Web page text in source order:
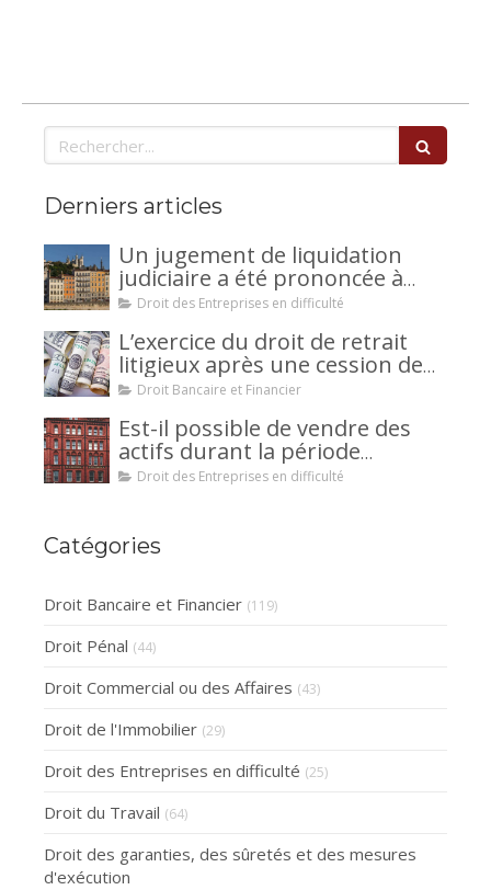
Rechercher
Derniers articles
Un jugement de liquidation
judiciaire a été prononcée à
votre encontre : comment
Droit des Entreprises en difficulté
L’exercice du droit de retrait
litigieux après une cession de
créance : un mécanisme
la caution.
Droit Bancaire et Financier
Est-il possible de vendre des
actifs durant la période
d’observation d’un
Droit des Entreprises en difficulté
Catégories
Droit Bancaire et Financier (119)
Droit Pénal (44)
Droit Commercial ou des Affaires (43)
Droit de l'Immobilier (29)
Droit des Entreprises en difficulté (25)
Droit du Travail (64)
Droit des garanties, des sûretés et des mesures
d'exécution